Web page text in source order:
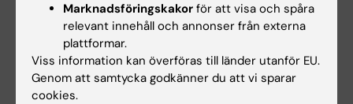
Mer information och anmälan
Marknadsföringskakor för att visa och spåra
relevant innehåll och annonser från externa
plattformar.
Viss information kan överföras till länder utanför EU.
Genom att samtycka godkänner du att vi sparar
cookies.